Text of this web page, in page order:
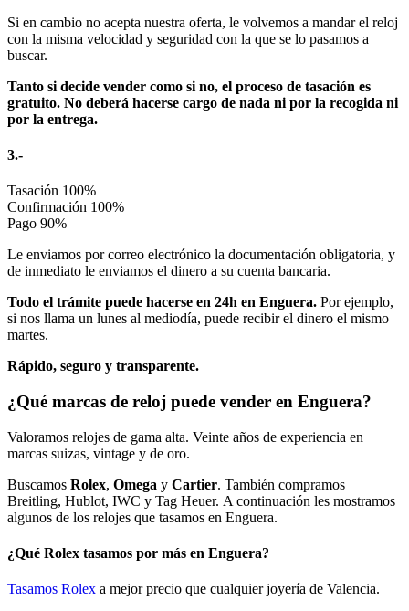
Si en cambio no acepta nuestra oferta, le volvemos a mandar el reloj
con la misma velocidad y seguridad con la que se lo pasamos a
buscar.
Tanto si decide vender como si no, el proceso de tasación es
gratuito. No deberá hacerse cargo de nada ni por la recogida ni
por la entrega.
3.-
Tasación 100%
Confirmación 100%
Pago 90%
Le enviamos por correo electrónico la documentación obligatoria, y
de inmediato le enviamos el dinero a su cuenta bancaria.
Todo el trámite puede hacerse en 24h en Enguera. Por ejemplo,
si nos llama un lunes al mediodía, puede recibir el dinero el mismo
martes.
Rápido, seguro y transparente.
¿Qué marcas de reloj puede vender en Enguera?
Valoramos relojes de gama alta. Veinte años de experiencia en
marcas suizas, vintage y de oro.
Buscamos Rolex, Omega y Cartier. También compramos
Breitling, Hublot, IWC y Tag Heuer. A continuación les mostramos
algunos de los relojes que tasamos en Enguera.
¿Qué Rolex tasamos por más en Enguera?
Tasamos Rolex a mejor precio que cualquier joyería de Valencia.